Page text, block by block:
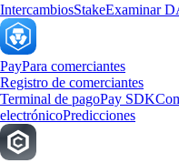
IntercambiosStakeExaminar
PayPara comerciantes
Registro de comerciantes
Terminal de pagoPay SDK
electrónicoPredicciones